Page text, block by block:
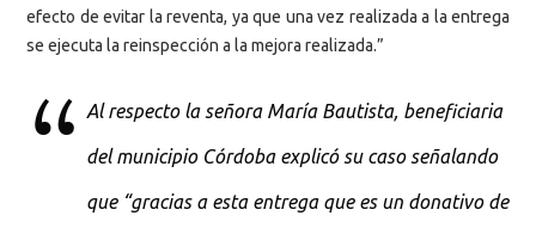
efecto de evitar la reventa, ya que una vez realizada a la entrega
se ejecuta la reinspección a la mejora realizada.”
Al respecto la señora María Bautista, beneficiaria
del municipio Córdoba explicó su caso señalando
que “gracias a esta entrega que es un donativo de